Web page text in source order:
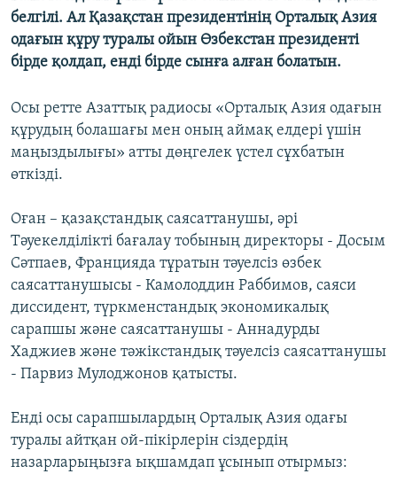
белгілі. Ал Қазақстан президентінің Орталық Азия
одағын құру туралы ойын Өзбекстан президенті
бірде қолдап, енді бірде сынға алған болатын.
Осы ретте Азаттық радиосы «Орталық Азия одағын
құрудың болашағы мен оның аймақ елдері үшін
маңыздылығы» атты дөңгелек үстел сұхбатын
өткізді.
Оған – қазақстандық саясаттанушы, әрі
Тәуекелділікті бағалау тобының директоры - Досым
Сәтпаев, Францияда тұратын тәуелсіз өзбек
саясаттанушысы - Камолоддин Раббимов, саяси
диссидент, түркменстандық экономикалық
сарапшы және саясаттанушы - Аннадурды
Хаджиев және тәжікстандық тәуелсіз саясаттанушы
- Парвиз Мулоджонов қатысты.
Енді осы сарапшылардың Орталық Азия одағы
туралы айтқан ой-пікірлерін сіздердің
назарларыңызға ықшамдап ұсынып отырмыз: